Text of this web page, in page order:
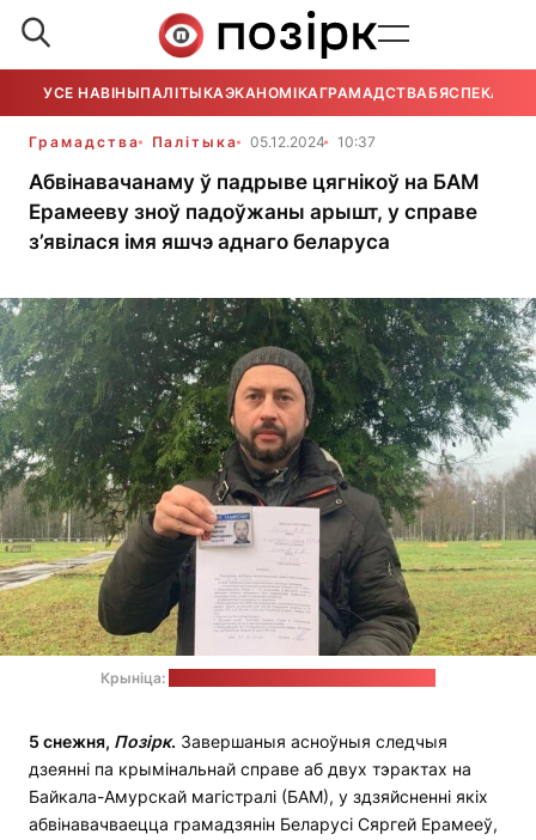
УСЕ НАВІНЫПАЛІТЫКАЭКАНОМІКАГРАМАДСТВАБЯСПЕКА
Грамадства Палітыка 05.12.2024 10:37
Абвінавачанаму ў падрыве цягнікоў на БАМ
Ерамееву зноў падоўжаны арышт, у справе
з’явілася імя яшчэ аднаго беларуса
Крыніца:
5 снежня, Позірк. Завершаныя асноўныя следчыя
дзеянні па крымінальнай справе аб двух тэрактах на
Байкала-Амурскай магістралі (БАМ), у здзяйсненні якіх
абвінавачваецца грамадзянін Беларусі Сяргей Ерамееў,